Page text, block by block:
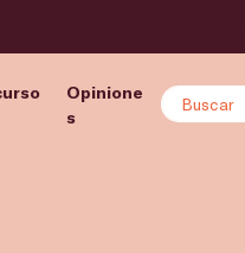
Opinione
s
Buscar